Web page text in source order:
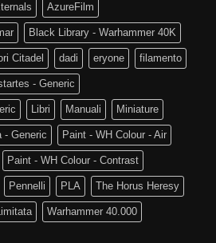
AzureFilm
Black Library - Warhammer 40K
Citadel dadi eryone filamento
- Generic
Libri Manuali Miniature
- Generic Paint - WH Colour - Air
Paint - WH Colour - Contrast
Pennelli PLA The Horus Heresy
Warhammer 40.000